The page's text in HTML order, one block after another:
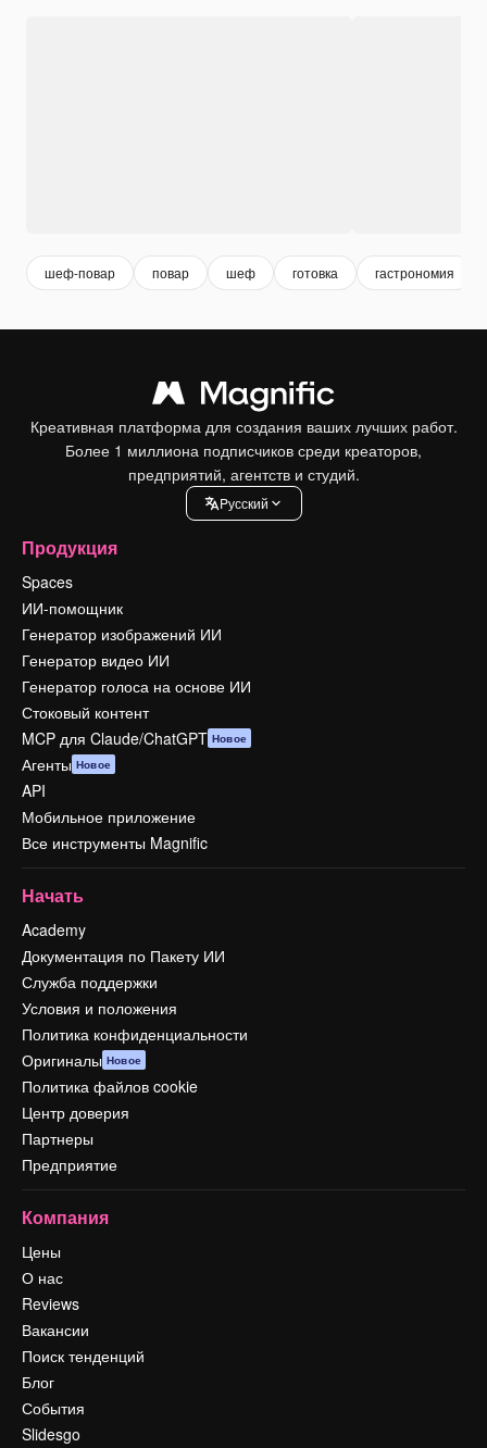
шеф-повар повар шеф готовка гастрономия
Креативная платформа для создания ваших лучших работ.
Более 1 миллиона подписчиков среди креаторов,
предприятий, агентств и студий.
Pусский
Продукция
Spaces
ИИ-помощник
Генератор изображений ИИ
Генератор видео ИИ
Генератор голоса на основе ИИ
Стоковый контент
MCP для Claude/ChatGPT Новое
Агенты Новое
API
Мобильное приложение
Все инструменты Magnific
Начать
Academy
Документация по Пакету ИИ
Служба поддержки
Условия и положения
Политика конфиденциальности
Оригиналы Новое
Политика файлов cookie
Центр доверия
Партнеры
Предприятие
Компания
Цены
О нас
Reviews
Вакансии
Поиск тенденций
Блог
События
Slidesgo